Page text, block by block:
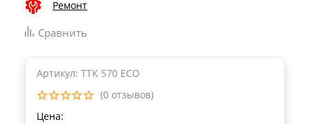
Ремонт
Сравнить
Артикул: TTK 570 ECO
(0 отзывов)
Цена: